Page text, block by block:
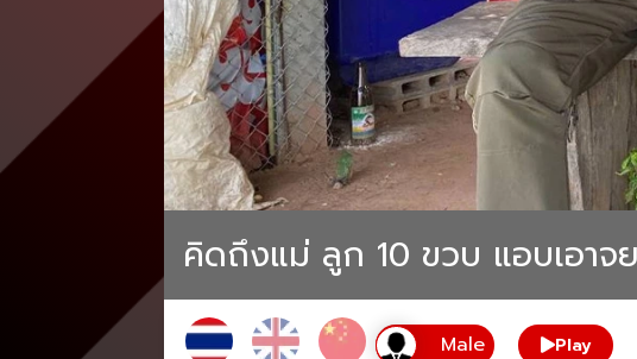
คิดถึงแม่ ลูก 10 ขวบ แอบเอาจ
Play